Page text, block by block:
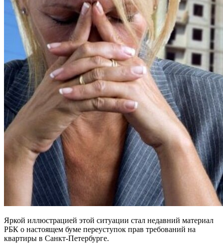
Яркой иллюстрацией этой ситуации стал недавний материал
РБК о настоящем буме переуступок прав требований на
квартиры в Санкт-Петербурге.